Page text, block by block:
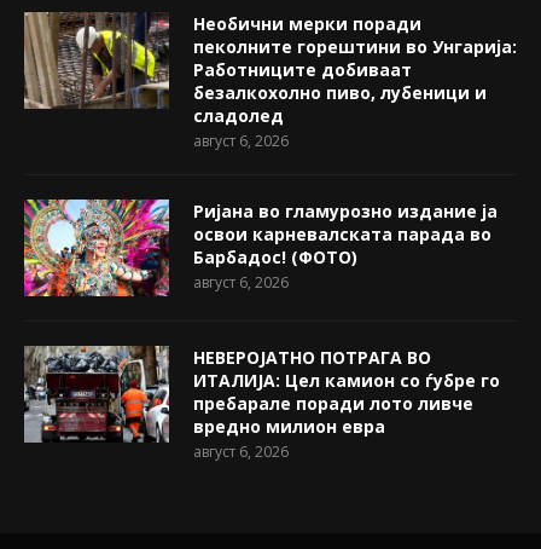
Необични мерки поради
пеколните горештини во Унгарија:
Работниците добиваат
безалкохолно пиво, лубеници и
сладолед
август 6, 2026
Ријана во гламурозно издание ја
освои карневалската парада во
Барбадос! (ФОТО)
август 6, 2026
НЕВЕРОЈАТНО ПОТРАГА ВО
ИТАЛИЈА: Цел камион со ѓубре го
пребарале поради лото ливче
вредно милион евра
август 6, 2026